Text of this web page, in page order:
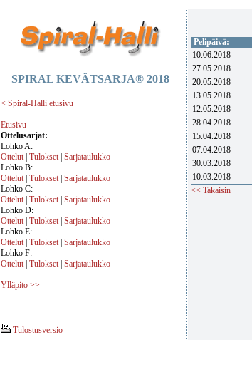
SPIRAL KEVÄTSARJA® 2018
< Spiral-Halli etusivu
Etusivu
Ottelusarjat:
Lohko A:
Ottelut | Tulokset | Sarjataulukko
Lohko B:
Ottelut | Tulokset | Sarjataulukko
Lohko C:
Ottelut | Tulokset | Sarjataulukko
Lohko D:
Ottelut | Tulokset | Sarjataulukko
Lohko E:
Ottelut | Tulokset | Sarjataulukko
Lohko F:
Ottelut | Tulokset | Sarjataulukko
Ylläpito >>
Tulostusversio
Pelipäivä:
10.06.2018
27.05.2018
20.05.2018
13.05.2018
12.05.2018
28.04.2018
15.04.2018
07.04.2018
30.03.2018
10.03.2018
<< Takaisin